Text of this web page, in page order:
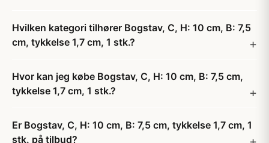
Hvilken kategori tilhører Bogstav, C, H: 10 cm, B: 7,5
cm, tykkelse 1,7 cm, 1 stk.?
Hvor kan jeg købe Bogstav, C, H: 10 cm, B: 7,5 cm,
tykkelse 1,7 cm, 1 stk.?
Er Bogstav, C, H: 10 cm, B: 7,5 cm, tykkelse 1,7 cm, 1
stk. på tilbud?